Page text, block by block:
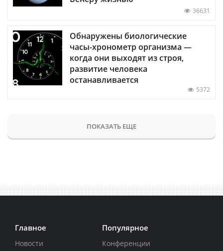
36631
Обнаружены биологические
часы-хронометр организма —
когда они выходят из строя,
развитие человека
останавливается
5372
ПОКАЗАТЬ ЕЩЕ
Главное
Новости
Популярное
Конференции